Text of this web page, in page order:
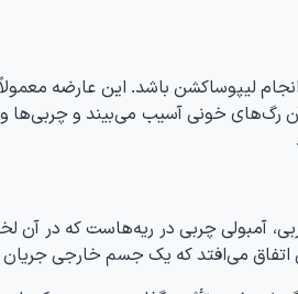
لیپوساکشن باشد. این عارضه
آن رگ‌های خونی آسیب می‌بیند و چربی‌ها
آمبولی چربی در ریه‌هاست که در
اتفاق می‌افتد که یک جسم خارجی